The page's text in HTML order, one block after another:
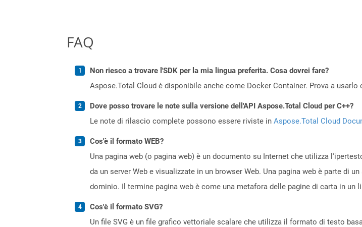
FAQ
Non riesco a trovare l'SDK per la mia lingua preferita. Cosa dovrei fare?
Aspose.Total Cloud è disponibile anche come Docker Container. Prova a
Dove posso trovare le note sulla versione dell'API Aspose.Total Cloud per C++?
Le note di rilascio complete possono essere riviste in Aspose.Total Cloud
Cos'è il formato WEB?
Una pagina web (o pagina web) è un documento su Internet che utilizza
da un server Web e visualizzate in un browser Web. Una pagina web è parte di
dominio. Il termine pagina web è come una metafora delle pagine di carta in un
Cos'è il formato SVG?
Un file SVG è un file grafico vettoriale scalare che utilizza il formato di testo